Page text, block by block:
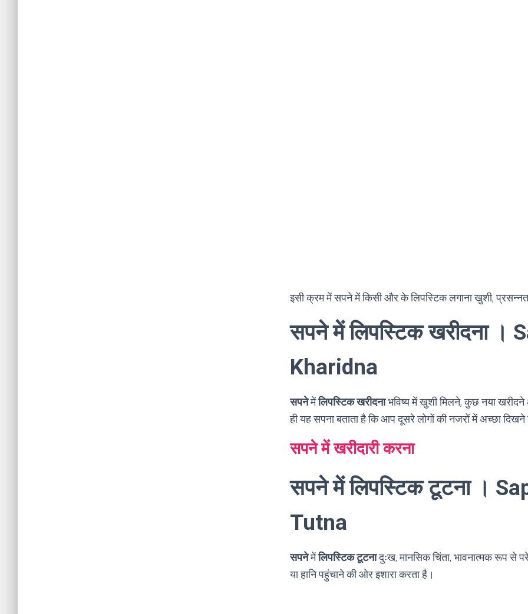
इसी क्रम में सपने में किसी और के लिपस्टिक लगाना खुशी,
सपने में लिपस्टिक खरीदना ।
Kharidna
सपनेमेंलिपस्टिक खरीदनाभविष्य में खुशी मिलने, कुछ नया
ही यह सपना बताता है कि आप दूसरे लोगों की नजरों में अच्छा
सपने में खरीदारी करना
सपने में लिपस्टिक टूटना ।
Tutna
सपनेमेंलिपस्टिक टूटनादुःख, मानसिक चिंता, भावनात्मक रूप से
या हानि पहुंचाने की ओर इशारा करता है।